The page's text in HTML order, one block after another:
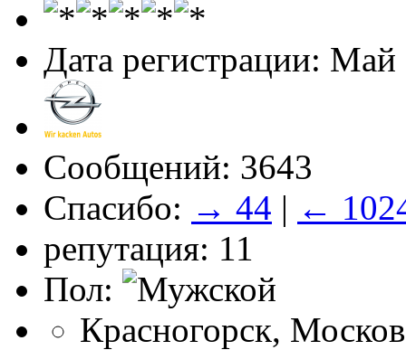
Дата регистрации: Май
Сообщений: 3643
Спасибо: → 44 | ←
репутация: 11
Пол:
Красногорск,